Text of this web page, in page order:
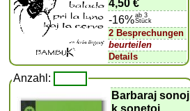
4,50 €
-16%ab 3
Stück
2 Besprechungen
beurteilen
Details
Anzahl:
Barbaraj sonoj
k sonetoj